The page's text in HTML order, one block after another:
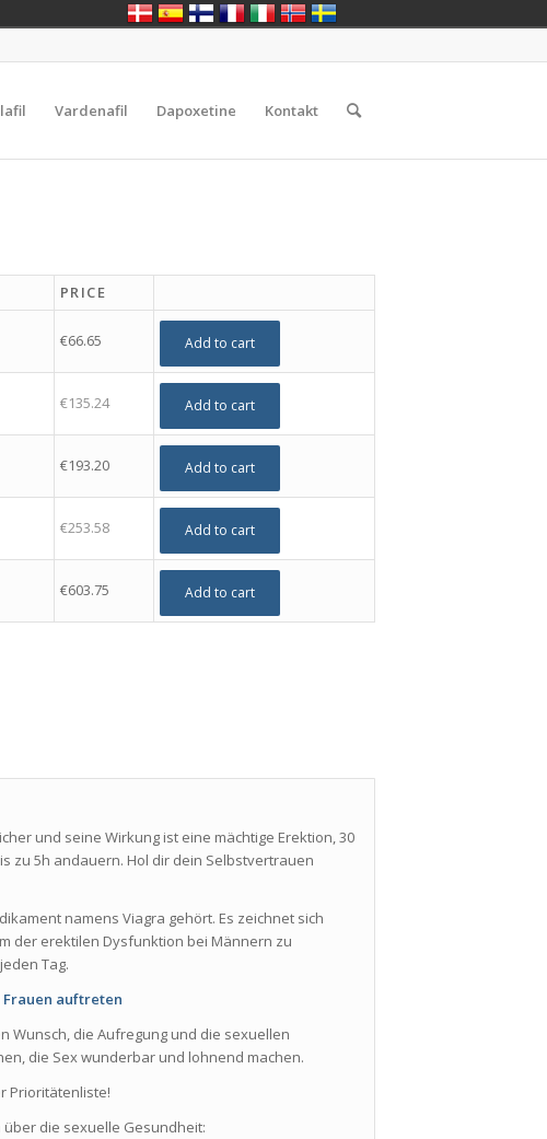
Vardenafil Dapoxetine Kontakt
PRICE
€66.65 Add to cart
€135.24 Add to cart
€193.20 Add to cart
€253.58 Add to cart
€603.75 Add to cart
und seine Wirkung ist eine mächtige Erektion, 30
zu 5h andauern. Hol dir dein Selbstvertrauen
namens Viagra gehört. Es zeichnet sich
der erektilen Dysfunktion bei Männern zu
Tag.
auftreten
Wunsch, die Aufregung und die sexuellen
die Sex wunderbar und lohnend machen.
Prioritätenliste!
die sexuelle Gesundheit: